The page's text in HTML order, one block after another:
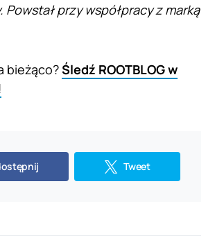
Powstał przy współpracy z marką
bieżąco?Śledź ROOTBLOG w
Tweet